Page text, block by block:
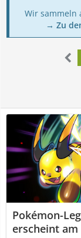
Wir sammeln
→ Zu
Pokémon-
erscheint am